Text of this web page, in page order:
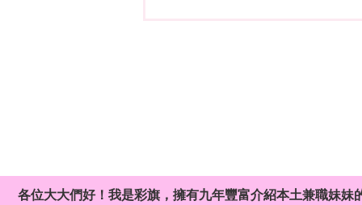
各位大大們好！我是彩旗，擁有九年豐富介紹本土兼職妹